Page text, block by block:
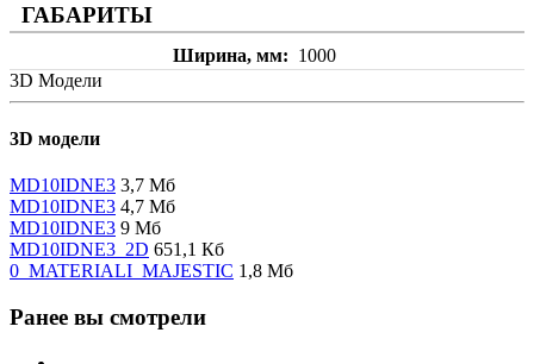
ГАБАРИТЫ
Ширина, мм
1000
3D Модели
3D модели
MD10IDNE3 3,7 Мб
MD10IDNE3 4,7 Мб
MD10IDNE3 9 Мб
MD10IDNE3_2D 651,1 Кб
0_MATERIALI_MAJESTIC 1,8 Мб
Ранее вы смотрели